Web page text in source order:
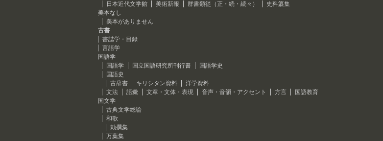
日本近代文学館
美術新報 群書類従（正・続・続々）
史料纂集
美本なし
美本がありません
古書
書誌学・目録
言語学
国語学
国語学
国立国語研究所刊行書
国語学史
国語史
古辞書
キリシタン資料
洋学資料
文法
語彙 文章・文体・表現 音声・音韻・アクセント 方言
国語教育
国文学
古典文学総論
和歌
勅撰集
万葉集